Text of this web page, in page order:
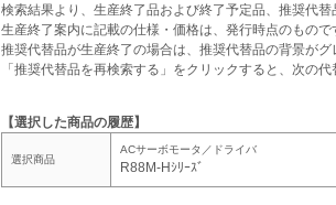
検索結果より、生産終了品および終了予定品、推奨代
生産終了案内に記載の仕様・価格は、発行時点のもので
推奨代替品が生産終了の場合は、推奨代替品の背景がグ
「推奨代替品を再検索する」をクリックすると、次の代
【選択した商品の履歴】
選択商品
ACサーボモータ／ドライバ
R88M-Hｼﾘｰｽﾞ